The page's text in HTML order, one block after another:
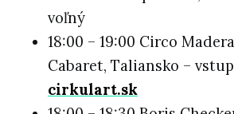
voľný
18:00 – 19:00 Circo
Cabaret, Taliansko –
cirkulart.sk